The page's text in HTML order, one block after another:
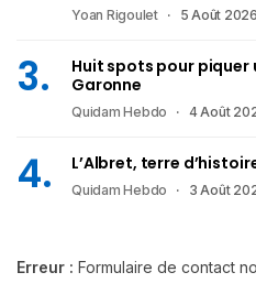
Yoan Rigoulet 5 Août 2026
Huit spots pour
Garonne
Quidam Hebdo 4 Août
L’Albret, terre
Quidam Hebdo 3 Août
Erreur : Formulaire de contact